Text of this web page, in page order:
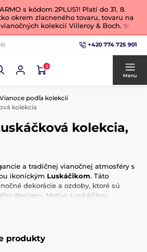
s kódom 2PLUS1! Platí do 31. 8.
okrem zlacneného tovaru, tovaru na
kolekcií Villeroy & Boch. ✨
+420 774 725 901
0
Menu
Vianoce podľa kolekcií
kolekcia
kolekcia,
a tradičnej vianočnej atmosféry s
ikonickým Luskáčikom. Táto
dekorácie a ozdoby, ktoré sú
designu. Motívy Luskáčikov,
prinesú do vášho domova
náladu.
je možné dokonale
produkty